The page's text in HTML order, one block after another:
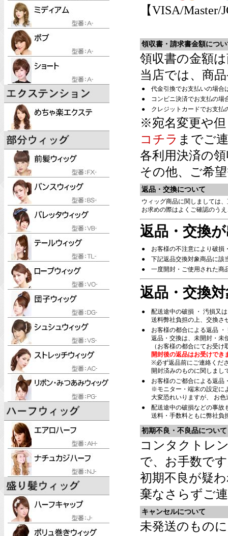
【VISA/
領収書・請求書金額につい
領収書の金額
当店では、商
●
代金引換でお支払いの場合
●
コンビニ決済でお支払の場
●
クレジットカードでお支払
※宛名変更や但
コチラ までご
各利用決済の
その他、ご希
返品・交換について
ウィッグ商品に関しましては
お求めの際はよくご確認のう
返品・交換
●
お客様の不注意により破損
●
下記返品交換対象商品に該
●
一度開封・ご使用された商
返品・交換
●
配送途中の破損 ・ 汚損又
送料弊社負担の上、交換さ
●
お客様の都合による返品 ・
返品・交換は、未開封・未
（お客様の都合にてお受
開封後の返品はお受けでき
※必ず返品前にご連絡くだ
開封済みのものに関しまし
●
お客様のご都合による返品
※モニター・端末の設定に
大変恐れいりますが、 お
●
配送途中の破損などの事故
送料・手数料ともに弊社負
初期不良・不良品について
コンタクトレ
で、お手数で
初期不良が疑
棄なさらずご
キャンセルについて
未発送のもの